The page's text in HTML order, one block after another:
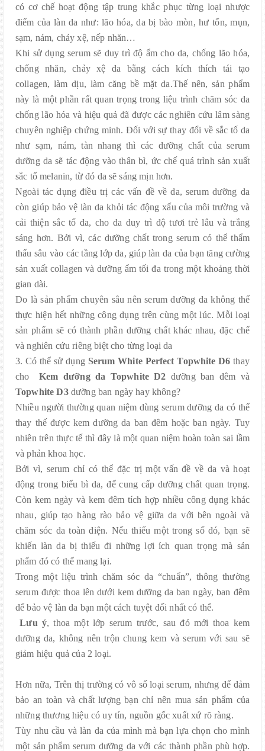
có cơ chế hoạt động tập trung khắc phục từng loại nhược
điểm của làn da như: lão hóa, da bị bào mòn, hư tổn, mụn,
sạm, nám, chảy xệ, nếp nhăn…
Khi sử dụng serum sẽ duy trì độ ẩm cho da, chống lão hóa,
chống nhăn, chảy xệ da bằng cách kích thích tái tạo
collagen, làm dịu, làm căng bề mặt da.Thế nên, sản phẩm
này là một phần rất quan trọng trong liệu trình chăm sóc da
chống lão hóa và hiệu quả đã được các nghiên cứu lâm sàng
chuyên nghiệp chứng minh. Đối với sự thay đổi về sắc tố da
như sạm, nám, tàn nhang thì các dưỡng chất của serum
dưỡng da sẽ tác động vào thân bì, ức chế quá trình sản xuất
sắc tố melanin, từ đó da sẽ sáng mịn hơn.
Ngoài tác dụng điều trị các vấn đề về da, serum dưỡng da
còn giúp bảo vệ làn da khỏi tác động xấu của môi trường và
cải thiện sắc tố da, cho da duy trì độ tươi trẻ lâu và trắng
sáng hơn. Bởi vì, các dưỡng chất trong serum có thể thẩm
thấu sâu vào các tầng lớp da, giúp làn da của bạn tăng cường
sản xuất collagen và dưỡng ẩm tối đa trong một khoảng thời
gian dài.
Do là sản phẩm chuyên sâu nên serum dưỡng da không thể
thực hiện hết những công dụng trên cùng một lúc. Mỗi loại
sản phẩm sẽ có thành phần dưỡng chất khác nhau, đặc chế
và nghiên cứu riêng biệt cho từng loại da
3. Có thể sử dụng Serum White Perfect Topwhite D6 thay
cho
Kem dưỡng da Topwhite D2 dưỡng ban đêm và
Topwhite D3dưỡng ban ngày hay không?
Nhiều người thường quan niệm dùng serum dưỡng da có thể
thay thế được kem dưỡng da ban đêm hoặc ban ngày. Tuy
nhiên trên thực tế thì đây là một quan niệm hoàn toàn sai lầm
và phản khoa học.
Bởi vì, serum chỉ có thể đặc trị một vấn đề về da và hoạt
động trong biểu bì da, để cung cấp dưỡng chất quan trọng.
Còn kem ngày và kem đêm tích hợp nhiều công dụng khác
nhau, giúp tạo hàng rào bảo vệ giữa da với bên ngoài và
chăm sóc da toàn diện. Nếu thiếu một trong số đó, bạn sẽ
khiến làn da bị thiếu đi những lợi ích quan trọng mà sản
phẩm đó có thể mang lại.
Trong một liệu trình chăm sóc da “chuẩn”, thông thường
serum được thoa lên dưới kem dưỡng da ban ngày, ban đêm
để bảo vệ làn da bạn một cách tuyệt đối nhất có thể.
Lưu ý, thoa một lớp serum trước, sau đó mới thoa kem
dưỡng da, không nên trộn chung kem và serum với sau sẽ
giảm hiệu quả của 2 loại.
Hơn nữa, Trên thị trường có vô số loại serum, nhưng để đảm
bảo an toàn và chất lượng bạn chỉ nên mua sản phẩm của
những thương hiệu có uy tín, nguồn gốc xuất xứ rõ ràng.
Tùy nhu cầu và làn da của mình mà bạn lựa chọn cho mình
một sản phẩm serum dưỡng da với các thành phần phù hợp.